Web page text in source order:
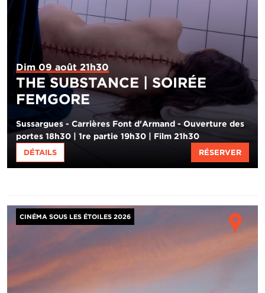
Dim 09 août 21h30
THE SUBSTANCE | SOIRÉE
FEMGORE
Sussargues - Carrières Font d'Armand - Ouverture des
portes 18h30 | 1re partie 19h30 | Film 21h30
DÉTAILS RÉSERVER
Image
CINÉMA SOUS LES ÉTOILES 2026